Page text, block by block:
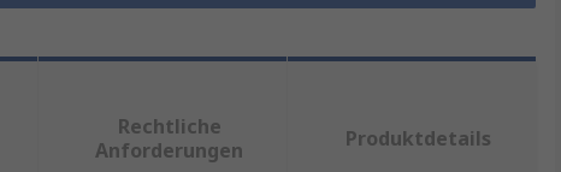
Rechtliche
Anforderungen
Produktdetails